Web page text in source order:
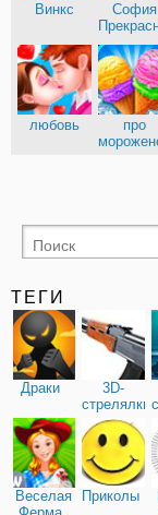
Эльза из
Холодного
сердца
Кухня
Сары
Винкс
София
любовь
про
ТЕГИ
Драки
3D-
стрелялки
Веселая
Приколы